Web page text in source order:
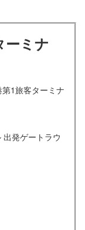
ーミナ
1旅客ターミナ
発ゲートラウ